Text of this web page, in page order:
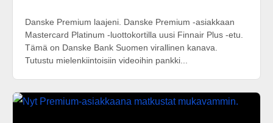
Danske Premium laajeni. Danske Premium -asiakkaan
Mastercard Platinum -luottokortilla uusi Finnair Plus -etu.
Tämä on Danske Bank Suomen virallinen kanava.
Tutustu mielenkiintoisiin videoihin pankki...